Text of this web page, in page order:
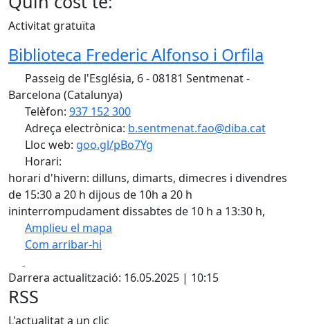
Activitat gratuïta
Biblioteca Frederic Alfonso i Orfila
Passeig de l'Església, 6 - 08181 Sentmenat -
Barcelona (Catalunya)
Telèfon: 937 152 300
Adreça electrònica: b.sentmenat.fao@diba.cat
Lloc web: goo.gl/pBo7Yg
Horari:
horari d'hivern: dilluns, dimarts, dimecres i divendres
de 15:30 a 20 h dijous de 10h a 20 h
ininterrompudament dissabtes de 10 h a 13:30 h,
Amplieu el mapa
Com arribar-hi
+
−
Darrera actualització: 16.05.2025 | 10:15
RSS
L'actualitat a un clic